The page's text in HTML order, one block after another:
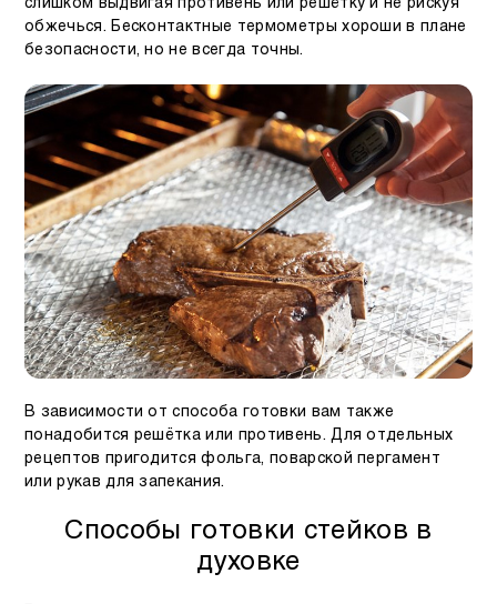
слишком выдвигая противень или решётку и не рискуя
обжечься. Бесконтактные термометры хороши в плане
безопасности, но не всегда точны.
В зависимости от способа готовки вам также
понадобится решётка или противень. Для отдельных
рецептов пригодится фольга, поварской пергамент
или рукав для запекания.
Способы готовки стейков в
духовке